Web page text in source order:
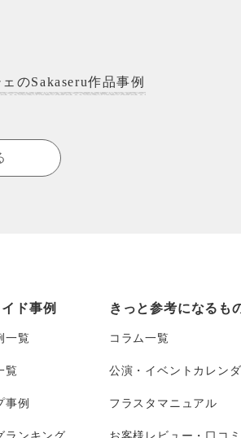
のSakaseru作品事例
ド事例
一覧
覧
事例
ランキング
きっと参考になるも
コラム一覧
公演・イベントカレン
フラスタマニュアル
お客様レビュー・口コミ